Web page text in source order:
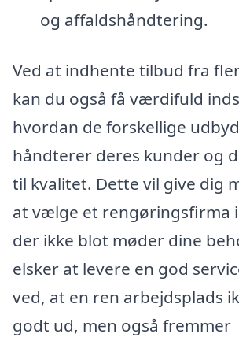
og affaldshåndtering.
Ved at indhente tilbud fra
kan du også få værdifuld
hvordan de forskellige
håndterer deres kunder og
til kvalitet. Dette vil give dig
at vælge et rengøringsfirma
der ikke blot møder dine
elsker at levere en god
ved, at en ren arbejdsplads
godt ud, men også fremmer